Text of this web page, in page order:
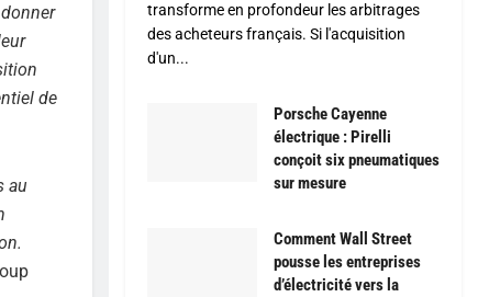
de
au
transforme en profondeur les arbitrages
des acheteurs français. Si l'acquisition
d'un...
Porsche Cayenne
électrique : Pirelli
conçoit six pneumatiques
sur mesure
Comment Wall Street
pousse les entreprises
d’électricité vers la